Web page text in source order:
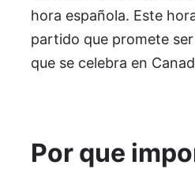
hora española. Este
partido que promete
que se celebra en
Por que